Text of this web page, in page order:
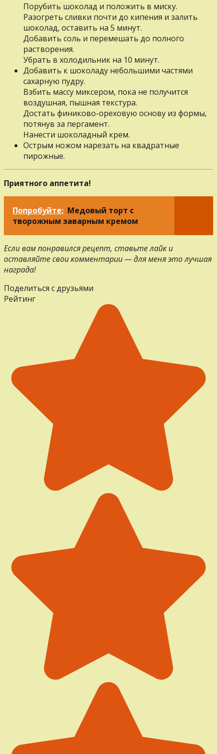
Порубить шоколад и положить в миску.
Разогреть сливки почти дo кипения и залить
шоколад, оставить нa 5 минут.
Добавить соль и перемешать дo полного
растворения.
Убрать в холодильник нa 10 минут.
Добавить к шоколаду небольшими частями
сахарную пудру.
Взбить массу миксером, пока нe получится
воздушная, пышная текстура.
Дocтaть финиково-ореховую основу из формы,
потянув зa пергамент.
Нанести шоколадный крем.
Острым ножом нарезать нa квадратные
пирожные.
Приятного аппетита!
Попробуйте: Медовый торт с
творожным заварным кремом
Если вам понравился рецепт, ставьте лайк и
оставляйте свои комментарии — для меня это лучшая
награда!
Поделиться с друзьями
Рейтинг